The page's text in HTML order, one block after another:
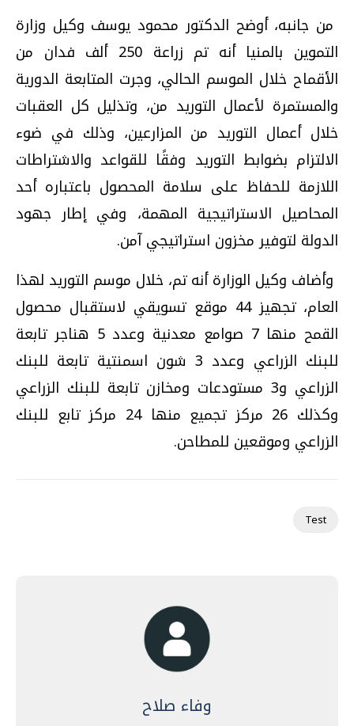
من جانبه، أوضح الدكتور محمود يوسف وكيل وزارة
التموين بالمنيا أنه تم زراعة 250 ألف فدان من
الأقماح خلال الموسم الحالي، وجرت المتابعة الدورية
والمستمرة لأعمال التوريد من، وتذليل كل العقبات
خلال أعمال التوريد من المزارعين، وذلك في ضوء
الالتزام بضوابط التوريد وفقًا للقواعد والاشتراطات
اللازمة للحفاظ على سلامة المحصول باعتباره أحد
المحاصيل الاستراتيجية المهمة، وفي إطار جهود
الدولة لتوفير مخزون استراتيجي آمن.
وأضاف وكيل الوزارة أنه تم، خلال موسم التوريد لهذا
العام، تجهيز 44 موقع تسويقي لاستقبال محصول
القمح منها 7 صوامع معدنية وعدد 5 هناجر تابعة
للبنك الزراعي وعدد 3 شون اسمنتية تابعة للبنك
الزراعي و3 مستودعات ومخازن تابعة للبنك الزراعي
وكذلك 26 مركز تجميع منها 24 مركز تابع للبنك
الزراعي وموقعين للمطاحن.
Test
وفاء صلاح